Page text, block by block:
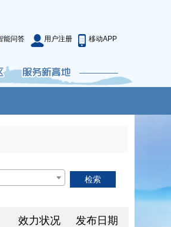
能问答 用户注册 移动APP
效力状况 发布日期